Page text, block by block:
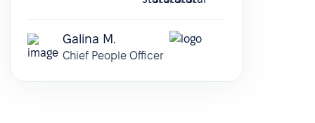
Galina M.
Chief People Officer